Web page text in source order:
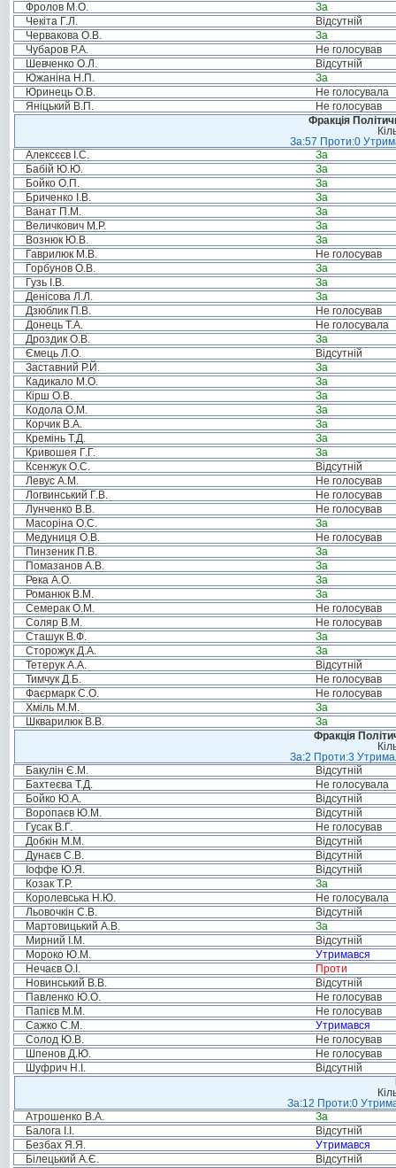
Фролов М.О.
За
Чекіта Г.Л.
Відсутній
Червакова О.В.
За
Чубаров Р.А.
Не голосував
Шевченко О.Л.
Відсутній
Южаніна Н.П.
За
Юринець О.В.
Не голосувала
Яніцький В.П.
Не голосував
Фракція
За:57 Проти:0
Алексєєв І.С.
За
Бабій Ю.Ю.
За
Бойко О.П.
За
Бриченко І.В.
За
Ванат П.М.
За
Величкович М.Р.
За
Вознюк Ю.В.
За
Гаврилюк М.В.
Не голосував
Горбунов О.В.
За
Гузь І.В.
За
Денісова Л.Л.
За
Дзюблик П.В.
Не голосував
Донець Т.А.
Не голосувала
Дроздик О.В.
За
Ємець Л.О.
Відсутній
Заставний Р.Й.
За
Кадикало М.О.
За
Кірш О.В.
За
Кодола О.М.
За
Корчик В.А.
За
Кремінь Т.Д.
За
Кривошея Г.Г.
За
Ксенжук О.С.
Відсутній
Левус А.М.
Не голосував
Логвинський Г.В.
Не голосував
Лунченко В.В.
Не голосував
Масоріна О.С.
За
Медуниця О.В.
Не голосував
Пинзеник П.В.
За
Помазанов А.В.
За
Река А.О.
За
Романюк В.М.
За
Семерак О.М.
Не голосував
Соляр В.М.
Не голосував
Сташук В.Ф.
За
Сторожук Д.А.
За
Тетерук А.А.
Відсутній
Тимчук Д.Б.
Не голосував
Фаєрмарк С.О.
Не голосував
Хміль М.М.
За
Шкварилюк В.В.
За
Фракція
За:2 Проти:3
Бакулін Є.М.
Відсутній
Бахтеєва Т.Д.
Не голосувала
Бойко Ю.А.
Відсутній
Воропаєв Ю.М.
Відсутній
Гусак В.Г.
Не голосував
Добкін М.М.
Відсутній
Дунаєв С.В.
Відсутній
Іоффе Ю.Я.
Відсутній
Козак Т.Р.
За
Королевська Н.Ю.
Не голосувала
Льовочкін С.В.
Відсутній
Мартовицький А.В.
За
Мирний І.М.
Відсутній
Мороко Ю.М.
Утримався
Нечаєв О.І.
Проти
Новинський В.В.
Відсутній
Павленко Ю.О.
Не голосував
Папієв М.М.
Не голосував
Сажко С.М.
Утримався
Солод Ю.В.
Не голосував
Шпенов Д.Ю.
Не голосував
Шуфрич Н.І.
Відсутній
За:12 Проти:0
Атрошенко В.А.
За
Балога І.І.
Відсутній
Безбах Я.Я.
Утримався
Білецький А.Є.
Відсутній